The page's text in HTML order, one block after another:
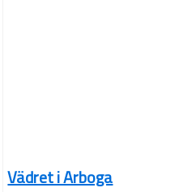
Vädret i Arboga